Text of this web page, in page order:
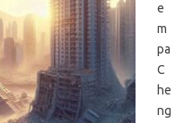
e
m
pa
C
he
ng